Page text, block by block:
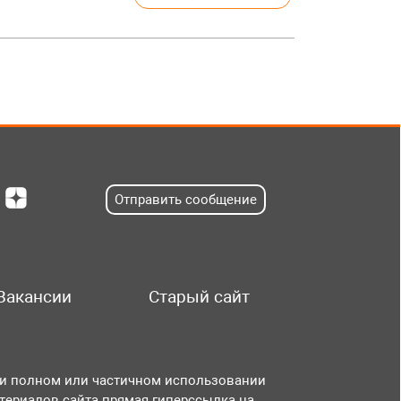
Отправить сообщение
Старый сайт
полном или частичном использовании